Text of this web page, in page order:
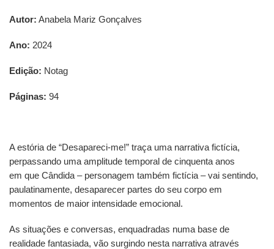
Autor: Anabela Mariz Gonçalves
Ano: 2024
Edição: Notag
Páginas: 94
A estória de “Desapareci-me!” traça uma narrativa fictícia,
perpassando uma amplitude temporal de cinquenta anos
em que Cândida – personagem também fictícia – vai sentindo,
paulatinamente, desaparecer partes do seu corpo em
momentos de maior intensidade emocional.
As situações e conversas, enquadradas numa base de
realidade fantasiada, vão surgindo nesta narrativa através